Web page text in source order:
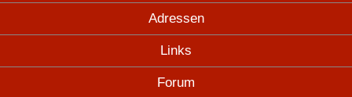
Adressen
Links
Forum